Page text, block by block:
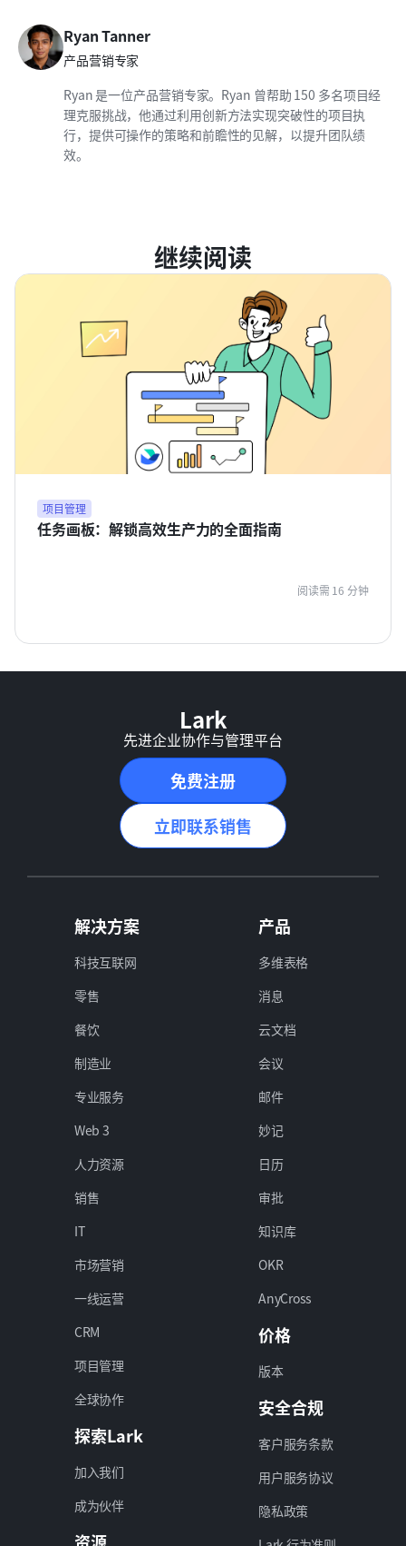
Ryan Tanner
产品营销专家
Ryan 是一位产品营销专家。Ryan 曾帮助 150 多名项目经
理克服挑战，他通过利用创新方法实现突破性的项目执
行，提供可操作的策略和前瞻性的见解，以提升团队绩
效。
继续阅读
项目管理
任务画板：解锁高效生产力的全面指南
阅读需 16 分钟
Lark
先进企业协作与管理平台
免费注册
立即联系销售
解决方案
科技互联网
零售
餐饮
制造业
专业服务
Web 3
人力资源
销售
IT
市场营销
一线运营
CRM
项目管理
全球协作
探索Lark
加入我们
成为伙伴
产品
多维表格
消息
云文档
会议
邮件
妙记
日历
审批
知识库
OKR
AnyCross
价格
版本
安全合规
客户服务条款
用户服务协议
隐私政策